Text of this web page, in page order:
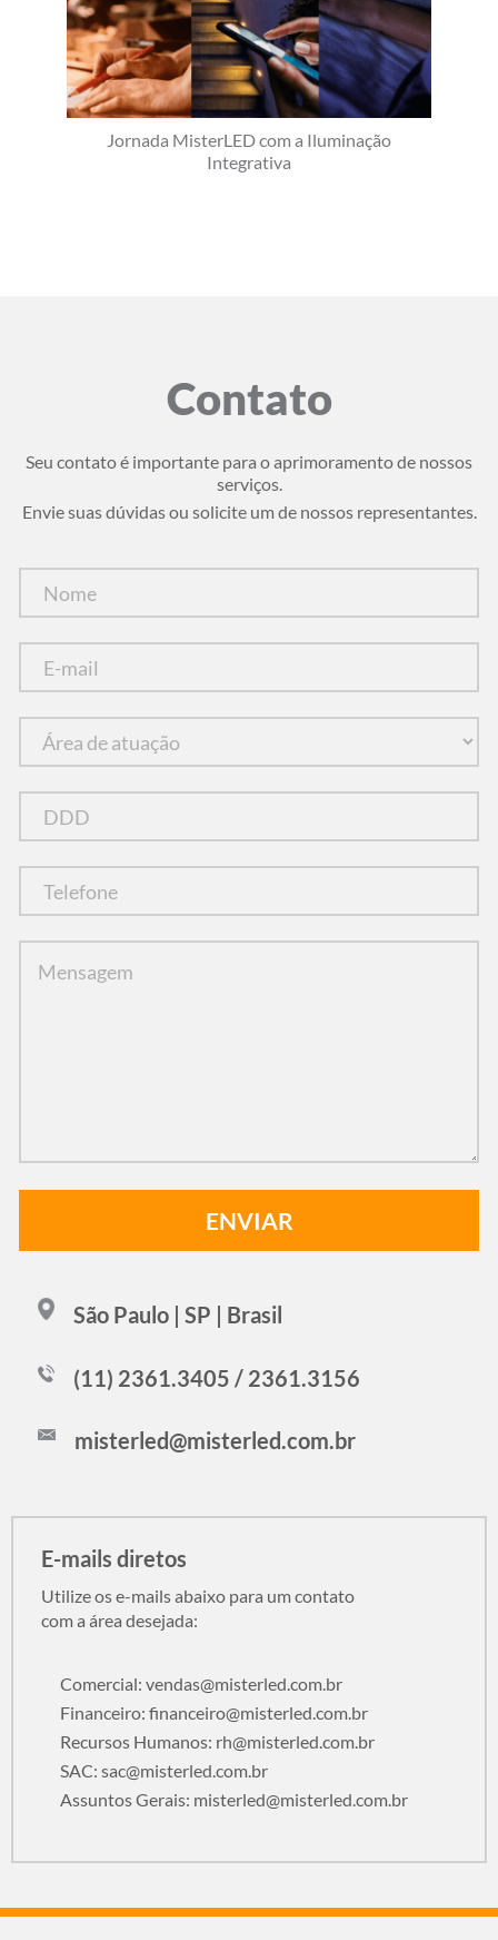
Jornada MisterLED com a Iluminação
Integrativa
Contato
Seu contato é importante para o aprimoramento de nossos
serviços.
Envie suas dúvidas ou solicite um de nossos representantes.
São Paulo | SP | Brasil
(11) 2361.3405 / 2361.3156
misterled@misterled.com.br
E-mails diretos
Utilize os e-mails abaixo para um contato
com a área desejada:
Comercial: vendas@misterled.com.br
Financeiro: financeiro@misterled.com.br
Recursos Humanos: rh@misterled.com.br
SAC: sac@misterled.com.br
Assuntos Gerais: misterled@misterled.com.br